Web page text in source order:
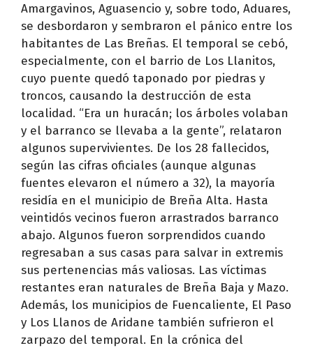
Amargavinos, Aguasencio y, sobre todo, Aduares,
se desbordaron y sembraron el pánico entre los
habitantes de Las Breñas. El temporal se cebó,
especialmente, con el barrio de Los Llanitos,
cuyo puente quedó taponado por piedras y
troncos, causando la destrucción de esta
localidad. “Era un huracán; los árboles volaban
y el barranco se llevaba a la gente”, relataron
algunos supervivientes. De los 28 fallecidos,
según las cifras oficiales (aunque algunas
fuentes elevaron el número a 32), la mayoría
residía en el municipio de Breña Alta. Hasta
veintidós vecinos fueron arrastrados barranco
abajo. Algunos fueron sorprendidos cuando
regresaban a sus casas para salvar in extremis
sus pertenencias más valiosas. Las víctimas
restantes eran naturales de Breña Baja y Mazo.
Además, los municipios de Fuencaliente, El Paso
y Los Llanos de Aridane también sufrieron el
zarpazo del temporal. En la crónica del